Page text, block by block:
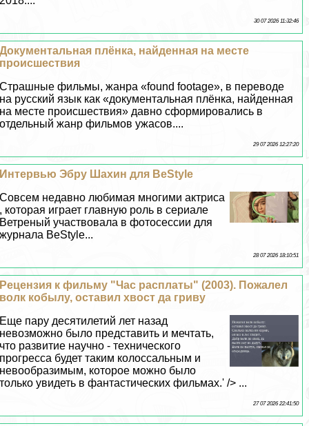
30 07 2026 11:32:46
Документальная плёнка, найденная на месте
происшествия
Страшные фильмы, жанра «found footage», в переводе
на русский язык как «документальная плёнка, найденная
на месте происшествия» давно сформировались в
отдельный жанр фильмов ужасов....
29 07 2026 12:27:20
Интервью Эбру Шахин для BeStyle
Совсем недавно любимая многими актриса
, которая играет главную роль в сериале
Ветреный участвовала в фотосессии для
журнала BeStyle...
28 07 2026 18:10:51
Рецензия к фильму "Час расплаты" (2003). Пожалел
волк кобылу, оставил хвост да гриву
Еще пару десятилетий лет назад
невозможно было представить и мечтать,
что развитие научно - технического
прогресса будет таким колоссальным и
невообразимым, которое можно было
только увидеть в фантастических фильмах.' /> ...
27 07 2026 22:41:50